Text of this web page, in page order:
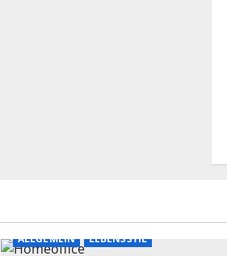
ALLGEMEIN LEBENSSTIL